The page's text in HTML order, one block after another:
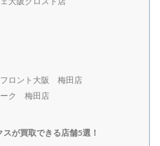
ロント大阪 梅田店
ーク 梅田店
が買取できる店舗5選！